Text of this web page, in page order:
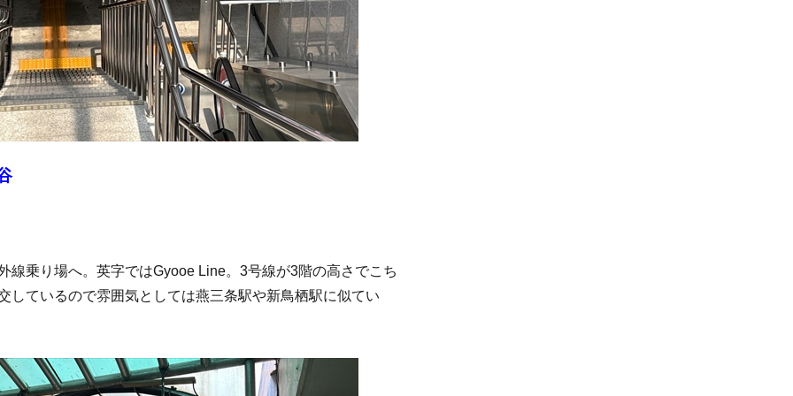
線乗り場へ。英字ではGyooe Line。3号線が3階の高さでこち
しているので雰囲気としては燕三条駅や新鳥栖駅に似てい